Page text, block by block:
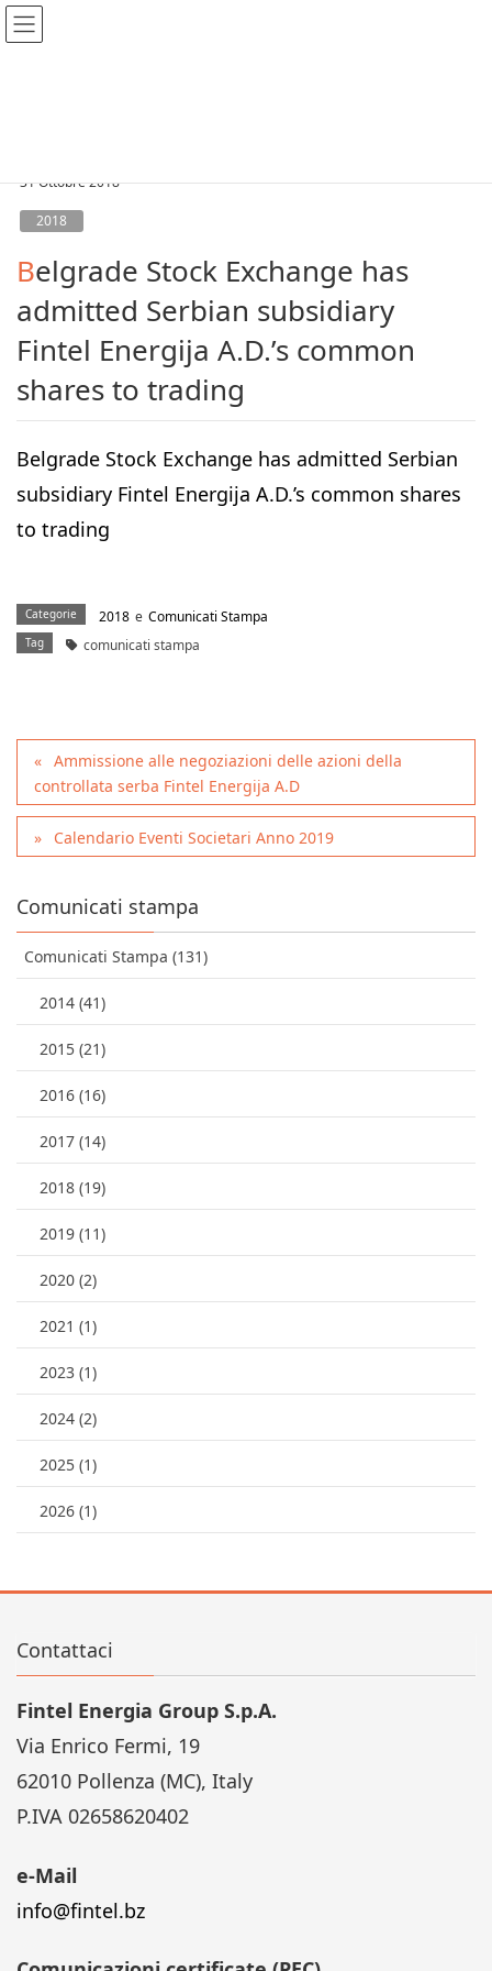
31 Ottobre 2018
2018
Belgrade Stock Exchange has
admitted Serbian subsidiary
Fintel Energija A.D.’s common
shares to trading
Belgrade Stock Exchange has admitted Serbian
subsidiary Fintel Energija A.D.’s common shares
to trading
Categorie 2018 e Comunicati Stampa
Tag comunicati stampa
Ammissione alle negoziazioni delle azioni della
controllata serba Fintel Energija A.D
Calendario Eventi Societari Anno 2019
Comunicati stampa
Comunicati Stampa (131)
2014 (41)
2015 (21)
2016 (16)
2017 (14)
2018 (19)
2019 (11)
2020 (2)
2021 (1)
2023 (1)
2024 (2)
2025 (1)
2026 (1)
Contattaci
Fintel Energia Group S.p.A.
Via Enrico Fermi, 19
62010 Pollenza (MC), Italy
P.IVA 02658620402
e-Mail
info@fintel.bz